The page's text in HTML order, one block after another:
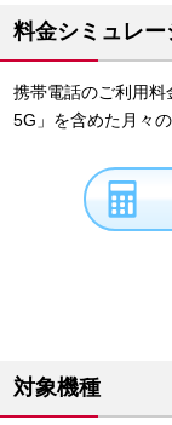
料金シミュレー
携帯電話のご利用
5G」を含めた月々
対象機種